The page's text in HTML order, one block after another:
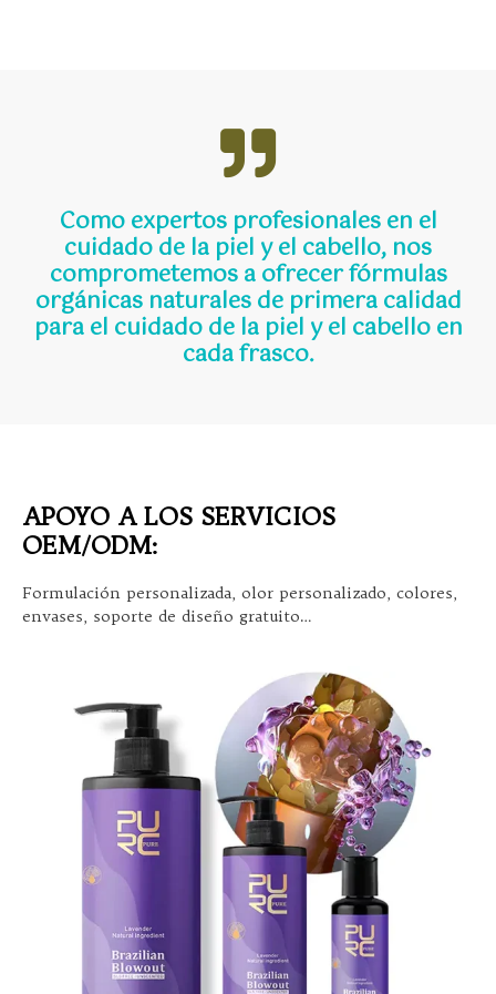
Como expertos profesionales en el
cuidado de la piel y el cabello, nos
comprometemos a ofrecer fórmulas
orgánicas naturales de primera calidad
para el cuidado de la piel y el cabello en
cada frasco.
APOYO A LOS SERVICIOS
OEM/ODM:
Formulación personalizada, olor personalizado, colores,
envases, soporte de diseño gratuito…